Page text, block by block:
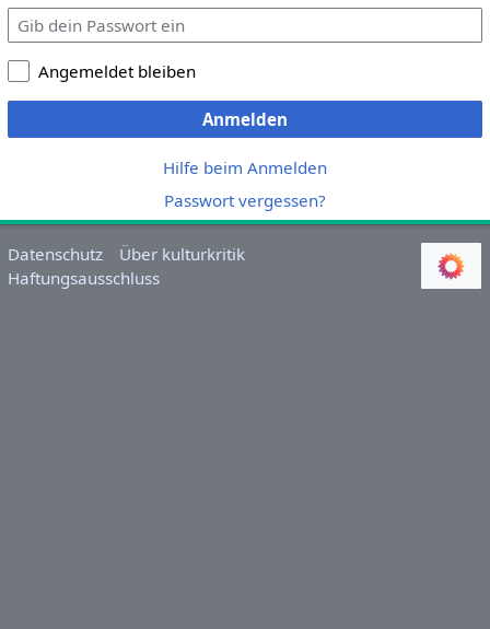
Angemeldet bleiben
Anmelden
Hilfe beim Anmelden
Passwort vergessen?
Datenschutz
Über kulturkritik
Haftungsausschluss